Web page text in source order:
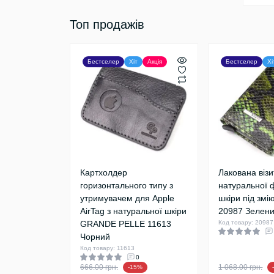
Топ продажів
Бестселер Хіт Акція
Картхолдер
горизонтального типу з
утримувачем для Apple
AirTag з натуральної шкіри
GRANDE PELLE 11613
Чорний
Код товару: 11613
0
666.00 грн. -15%
Бестселер
Лакована
натуральної
шкіри під
20987
Код товару: 20987
1 068.00 грн.